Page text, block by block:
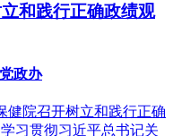
和践行正确政绩观
政办
健院召开树立和践行正确
习贯彻习近平总书记关